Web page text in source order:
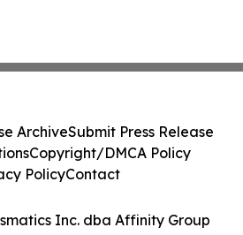
Inc. dba Affinity Group
ArchiveSubmit Press Release
Copyright/DMCA Policy
PolicyContact